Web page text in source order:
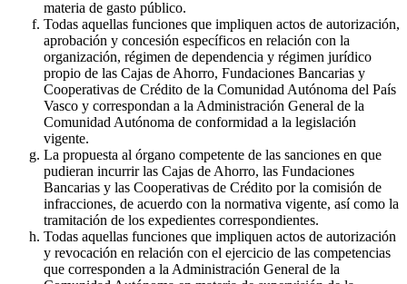
materia de gasto público.
Todas aquellas funciones que impliquen actos de autorización,
aprobación y concesión específicos en relación con la
organización, régimen de dependencia y régimen jurídico
propio de las Cajas de Ahorro, Fundaciones Bancarias y
Cooperativas de Crédito de la Comunidad Autónoma del País
Vasco y correspondan a la Administración General de la
Comunidad Autónoma de conformidad a la legislación
vigente.
La propuesta al órgano competente de las sanciones en que
pudieran incurrir las Cajas de Ahorro, las Fundaciones
Bancarias y las Cooperativas de Crédito por la comisión de
infracciones, de acuerdo con la normativa vigente, así como la
tramitación de los expedientes correspondientes.
Todas aquellas funciones que impliquen actos de autorización
y revocación en relación con el ejercicio de las competencias
que corresponden a la Administración General de la